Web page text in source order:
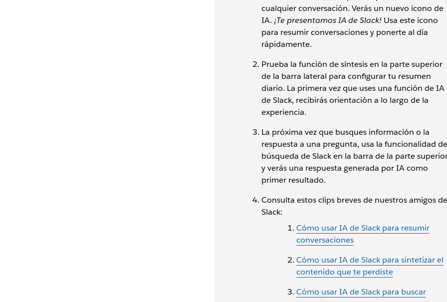
cualquier conversación. Verás un nuevo ícono de
IA. ¡Te presentamos IA de Slack!Usa este ícono
para resumir conversaciones y ponerte al día
rápidamente.
Prueba la función de síntesis en la parte superior
de la barra lateral para configurar tu resumen
diario. La primera vez que uses una función de IA
de Slack, recibirás orientación a lo largo de la
experiencia.
La próxima vez que busques información o la
respuesta a una pregunta, usa la funcionalidad de
búsqueda de Slack en la barra de la parte
y verás una respuesta generada por IA como
primer resultado.
Consulta estos clips breves de nuestros amigos de
Slack:
Cómo usar IA de Slack para resumir
conversaciones
Cómo usar IA de Slack para sintetizar el
contenido que te perdiste
Cómo usar IA de Slack para buscar